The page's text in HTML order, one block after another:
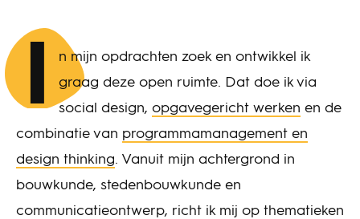
I
n mijn opdrachten zoek en ontwikkel ik
graag deze open ruimte. Dat doe ik via
social design, opgavegericht werken en de
combinatie van programmamanagement en
design thinking. Vanuit mijn achtergrond in
bouwkunde, stedenbouwkunde en
communicatieontwerp, richt ik mij op thematieken